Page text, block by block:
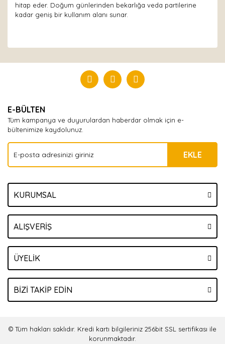
hitap eder. Doğum günlerinden bekarlığa veda partilerine
kadar geniş bir kullanım alanı sunar.
Yorum Yaz
E-BÜLTEN
Tüm kampanya ve duyurulardan haberdar olmak için e-
bültenimize kaydolunuz.
EKLE
KURUMSAL
ALIŞVERİŞ
ÜYELİK
BİZİ TAKİP EDİN
© Tüm hakları saklıdır. Kredi kartı bilgileriniz 256bit SSL sertifikası ile
korunmaktadır.